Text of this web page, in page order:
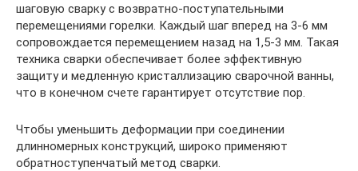
шаговую сварку с возвратно-поступательными
перемещениями горелки. Каждый шаг вперед на 3-6 мм
сопровождается перемещением назад на 1,5-3 мм. Такая
техника сварки обеспечивает более эффективную
защиту и медленную кристаллизацию сварочной ванны,
что в конечном счете гарантирует отсутствие пор.
Чтобы уменьшить деформации при соединении
длинномерных конструкций, широко применяют
обратноступенчатый метод сварки.